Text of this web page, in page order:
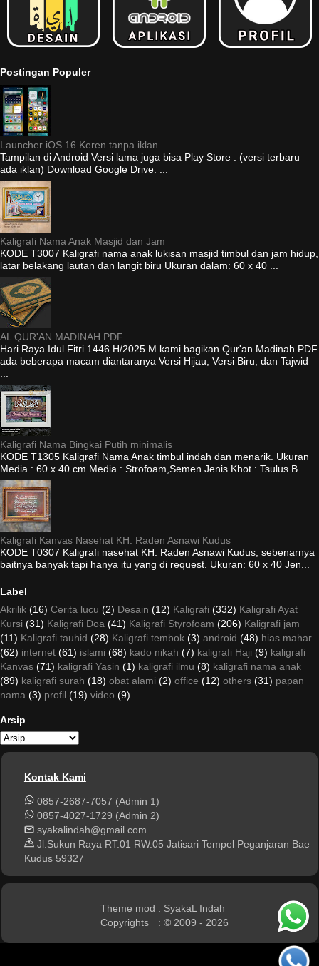
Postingan Populer
Launcher iOS 16 Keren tanpa iklan
Tampilan di Android Versi lama juga bisa Play Store : (versi terbaru
ada iklan) Download Google Drive: ...
Kaligrafi Nama Anak Masjid dan Jam
KODE T3007 Kaligrafi nama anak lukisan masjid timbul dan jam hidup,
latar belakang lautan dan langit biru Ukuran dalam: 60 x 40 ...
AL QUR'AN MADINAH PDF
Hari Raya Idul Fitri 1446 H/2025 M kami bagikan Qur'an Madinah PDF
ada beberapa macam diantaranya Versi Hijau, Versi Biru, dan Tajwid
Kaligrafi Nama Bingkai Putih minimalis
KODE T1305 Kaligrafi Nama Anak timbul indah dan menarik. Ukuran
Media : 60 x 40 cm Media : Strofoam,Semen Jenis Khot : Tsulus B...
Kaligrafi Kanvas Nasehat KH. Raden Asnawi Kudus
KODE T0307 Kaligrafi nasehat KH. Raden Asnawi Kudus, sebenarnya
baitnya banyak tapi hanya itu yang di request. Ukuran: 60 x 40 Jen...
Label
Akrilik (16) Cerita lucu (2) Desain (12) Kaligrafi (332) Kaligrafi Ayat
Kursi (31) Kaligrafi Doa (41) Kaligrafi Styrofoam (206) Kaligrafi jam
(11) Kaligrafi tauhid (28) Kaligrafi tembok (3) android (48) hias mahar
(62) internet (61) islami (68) kado nikah (7) kaligrafi Haji (9) kaligrafi
Kanvas (71) kaligrafi Yasin (1) kaligrafi ilmu (8) kaligrafi nama anak
(89) kaligrafi surah (18) obat alami (2) office (12) others (31) papan
nama (3) profil (19) video (9)
Arsip
Kontak Kami
0857-2687-7057 (Admin 1)
0857-4027-1729 (Admin 2)
syakalindah@gmail.com
Jl.Sukun Raya RT.01 RW.05 Jatisari Tempel Peganjaran Bae
Kudus 59327
Theme mod
Copyrights
: SyakaL Indah
: © 2009 - 2026